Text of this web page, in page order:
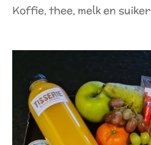
Koffie, thee, melk en suiker